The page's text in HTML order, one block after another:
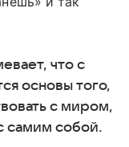
что с
основы того,
с миром,
самим собой.